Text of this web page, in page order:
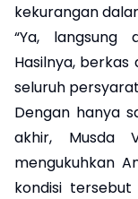
kekurangan
“Ya, langsung
Hasilnya,
seluruh
Dengan hanya
akhir, Musda
mengukuhkan
kondisi